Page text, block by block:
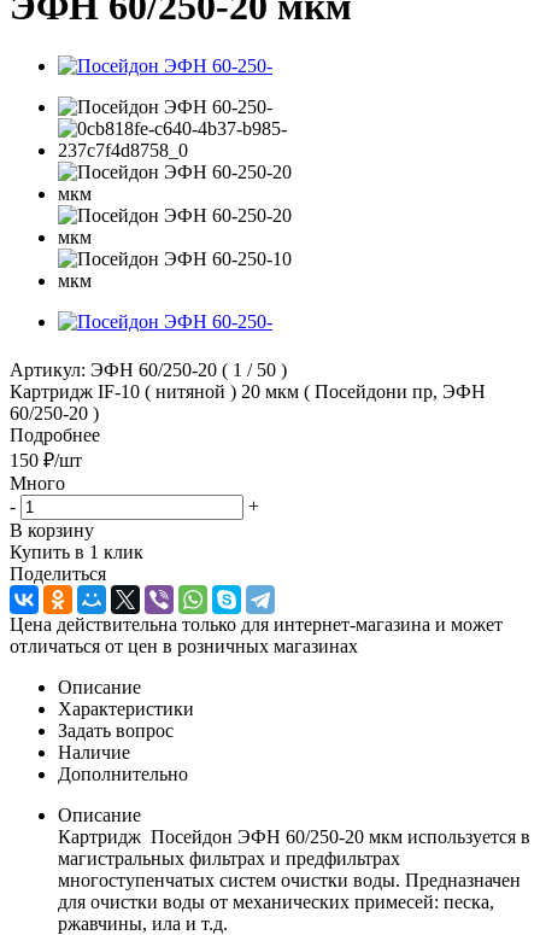
Артикул: ЭФН 60/250-20 ( 1 / 50 )
Картридж IF-10 ( нитяной ) 20 мкм ( Посейдони пр, ЭФН
60/250-20 )
Подробнее
150 ₽/шт
Много
-
+
В корзину
Купить в 1 клик
Поделиться
Цена действительна только для интернет-магазина и может
отличаться от цен в розничных магазинах
Описание
Характеристики
Задать вопрос
Наличие
Дополнительно
Описание
Картридж Посейдон ЭФН 60/250-20 мкм используется в
магистральных фильтрах и предфильтрах
многоступенчатых систем очистки воды. Предназначен
для очистки воды от механических примесей: песка,
ржавчины, ила и т.д.